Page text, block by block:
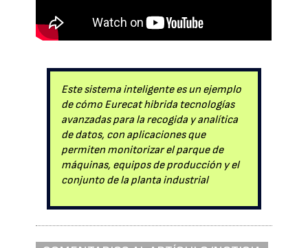
Este sistema inteligente es un ejemplo
de cómo Eurecat hibrida tecnologías
avanzadas para la recogida y analítica
de datos, con aplicaciones que
permiten monitorizar el parque de
máquinas, equipos de producción y el
conjunto de la planta industrial